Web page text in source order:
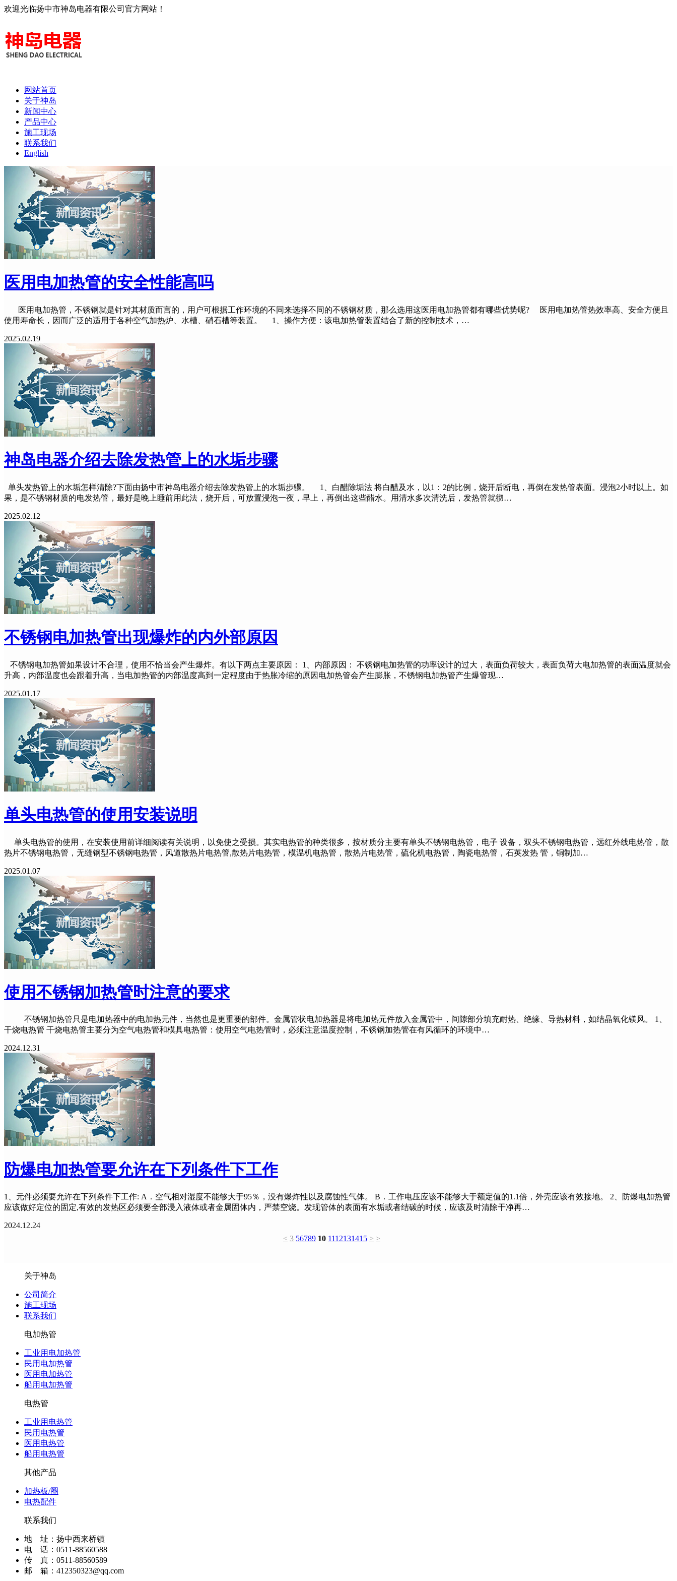
欢迎光临扬中市神岛电器有限公司官方网站！
网站首页
关于神岛
新闻中心
产品中心
施工现场
联系我们
English
医用电加热管的安全性能高吗
医用电加热管，不锈钢就是针对其材质而言的，用户可根据工作环境的不同来选择不同的不锈钢材质，那么选用这医用电加热管都有哪些优势呢? 医用电加热管热效率高、安全方便且
使用寿命长，因而广泛的适用于各种空气加热炉、水槽、硝石槽等装置。 1、操作方便：该电加热管装置结合了新的控制技术，…
2025.02.19
神岛电器介绍去除发热管上的水垢步骤
单头发热管上的水垢怎样清除?下面由扬中市神岛电器介绍去除发热管上的水垢步骤。 1、白醋除垢法 将白醋及水，以1：2的比例，烧开后断电，再倒在发热管表面。浸泡2小时以上。如
果，是不锈钢材质的电发热管，最好是晚上睡前用此法，烧开后，可放置浸泡一夜，早上，再倒出这些醋水。用清水多次清洗后，发热管就彻…
2025.02.12
不锈钢电加热管出现爆炸的内外部原因
不锈钢电加热管如果设计不合理，使用不恰当会产生爆炸。有以下两点主要原因： 1、内部原因： 不锈钢电加热管的功率设计的过大，表面负荷较大，表面负荷大电加热管的表面温度就会
升高，内部温度也会跟着升高，当电加热管的内部温度高到一定程度由于热胀冷缩的原因电加热管会产生膨胀，不锈钢电加热管产生爆管现…
2025.01.17
单头电热管的使用安装说明
单头电热管的使用，在安装使用前详细阅读有关说明，以免使之受损。其实电热管的种类很多，按材质分主要有单头不锈钢电热管，电子 设备，双头不锈钢电热管，远红外线电热管，散
热片不锈钢电热管，无缝钢型不锈钢电热管，风道散热片电热管,散热片电热管，模温机电热管，散热片电热管，硫化机电热管，陶瓷电热管，石英发热 管，铜制加…
2025.01.07
使用不锈钢加热管时注意的要求
不锈钢加热管只是电加热器中的电加热元件，当然也是更重要的部件。金属管状电加热器是将电加热元件放入金属管中，间隙部分填充耐热、绝缘、导热材料，如结晶氧化镁风。 1、
干烧电热管 干烧电热管主要分为空气电热管和模具电热管：使用空气电热管时，必须注意温度控制，不锈钢加热管在有风循环的环境中…
2024.12.31
防爆电加热管要允许在下列条件下工作
1、元件必须要允许在下列条件下工作: A．空气相对湿度不能够大于95％，没有爆炸性以及腐蚀性气体。 B．工作电压应该不能够大于额定值的1.1倍，外壳应该有效接地。 2、防爆电加热管
应该做好定位的固定,有效的发热区必须要全部浸入液体或者金属固体内，严禁空烧。发现管体的表面有水垢或者结碳的时候，应该及时清除干净再…
2024.12.24
< 3 56789 10 1112131415 > >
关于神岛
公司简介
施工现场
联系我们
电加热管
工业用电加热管
民用电加热管
医用电加热管
船用电加热管
电热管
工业用电热管
民用电热管
医用电热管
船用电热管
其他产品
加热板/圈
电热配件
联系我们
地 址：扬中西来桥镇
电 话：0511-88560588
传 真：0511-88560589
邮 箱：412350323@qq.com